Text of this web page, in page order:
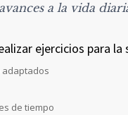
a la vida
ejercicios para la
adaptados
de tiempo